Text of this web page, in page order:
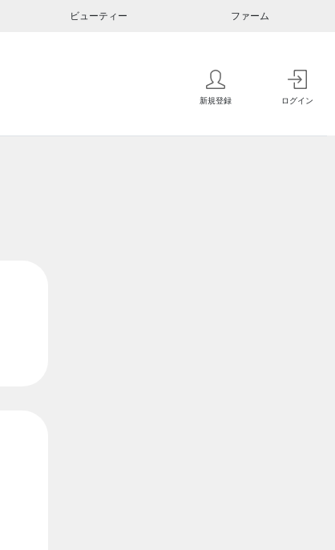
ビューティー ファーム
新規登録 ログイン